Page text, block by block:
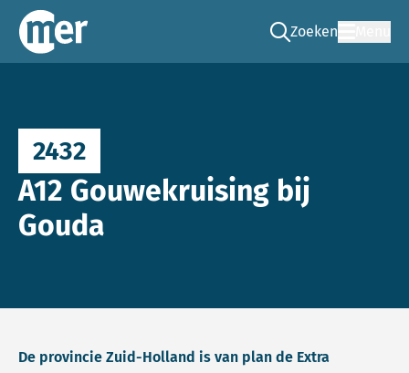
Commissie mer
Zoeken
Ga naar de zoek
2432
A12 Gouwekruising bij
Gouda
De provincie Zuid-Holland is van plan de Extra